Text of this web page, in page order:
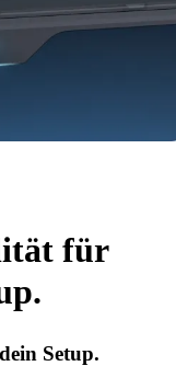
für
Setup.